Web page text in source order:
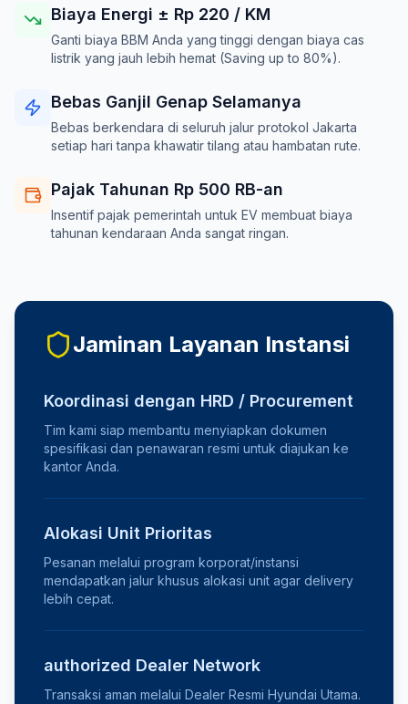
Biaya Energi ± Rp 220 / KM
Ganti biaya BBM Anda yang tinggi dengan biaya cas
listrik yang jauh lebih hemat (Saving up to 80%).
Bebas Ganjil Genap Selamanya
Bebas berkendara di seluruh jalur protokol Jakarta
setiap hari tanpa khawatir tilang atau hambatan rute.
Pajak Tahunan Rp 500 RB-an
Insentif pajak pemerintah untuk EV membuat biaya
tahunan kendaraan Anda sangat ringan.
Jaminan Layanan Instansi
Koordinasi dengan HRD / Procurement
Tim kami siap membantu menyiapkan dokumen
spesifikasi dan penawaran resmi untuk diajukan ke
kantor Anda.
Alokasi Unit Prioritas
Pesanan melalui program korporat/instansi
mendapatkan jalur khusus alokasi unit agar delivery
lebih cepat.
authorized Dealer Network
Transaksi aman melalui Dealer Resmi Hyundai Utama.